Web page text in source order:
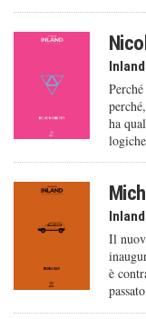
ha
Il
è